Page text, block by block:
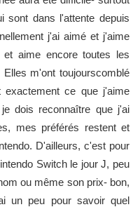
sont dans l'attente depuis
j'ai aimé et j'aime
aime encore toutes les
m'ont toujourscomblé
exactement ce que j'aime
dois reconnaître que j'ai
mes préférés restent et
D'ailleurs, c'est pour
Switch le jour J, peu
ou même son prix- bon,
un peu pour savoir quel